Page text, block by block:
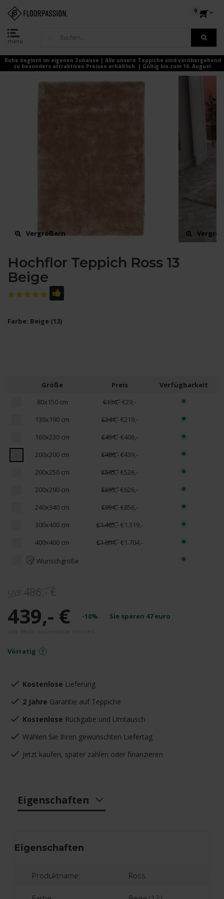
menu
0
Ruhe beginnt im eigenen Zuhause | Alle unsere Teppiche sind vorübergehend
zu besonders attraktiven Preisen erhältlich. | Gültig bis zum 16. August
Vergrößern
Hochflor Teppich Ross 13
Beige
Farbe: Beige (13)
Größe Preis
Verfügbarkeit
80x150 cm
€134,-€29,-
130x190 cm
€244,-€219,-
160x230 cm
€454,-€406,-
200x200 cm
€486,-€439,-
200x250 cm
€585,-€526,-
200x290 cm
€695,-€626,-
240x340 cm
€954,-€856,-
300x400 cm
€1.465,-€1.319,-
400x400 cm
€1.894,-€1.704,-
Wunschgröße
486,- €
439,- € -10% Sie sparen 47euro
Vörratig
Kostenlose Lieferung
2 Jahre Garantie auf Teppiche
Kostenlose Rückgabe und Umtausch
Wählen Sie Ihren gewünschten Liefertag
Jetzt kaufen, später zahlen oder finanzieren
Eigenschaften
Eigenschaften
Produktname: Ross